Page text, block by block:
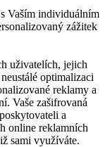
Vaším individuálním
zážitek
uživatelích, jejich
optimalizaci
reklamy a
Vaše zašifrovaná
a
online reklamních
sami využíváte.